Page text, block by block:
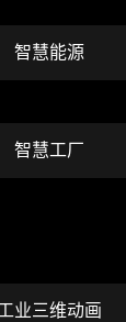
智慧能源
智慧工厂
业三维动画